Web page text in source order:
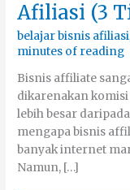
Afiliasi (3
belajar bisnis afiliasi
minutes of reading
Bisnis affiliate
dikarenakan
lebih besar
mengapa bisnis
banyak internet
Namun, […]
Menjalankan
Bisnis
Afiliasi
(3
Untuk